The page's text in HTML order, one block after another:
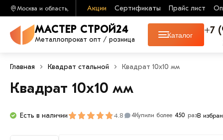
Москва и область, Акции Сертификаты Прайс лист
МАСТЕР СТРОЙ24
Металлопрокат опт / розница Каталог +7
Главная Квадрат стальной Квадрат 10х10 мм
Квадрат 10х10 мм
Есть в наличии 4.8 4Купили более 450 разВ